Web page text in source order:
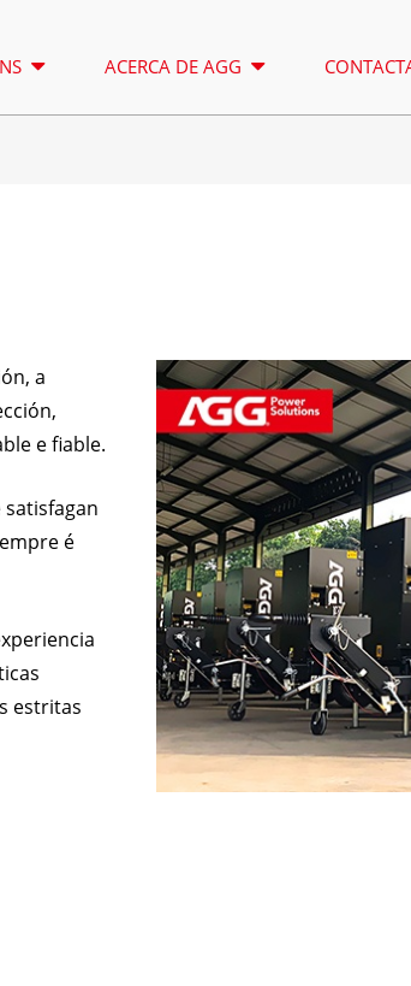
SERIE P DE 10 A 220 KVA
SERIE DE DE 22 A 250 KVA
SERIE K DE 7 A 49 KVA
SERIE V 94-285 KVA
SERIE
SERIE
SERIE
SERIE H
SERIE V
ACERCA DE AGG
a
e fiable.
é
estritas